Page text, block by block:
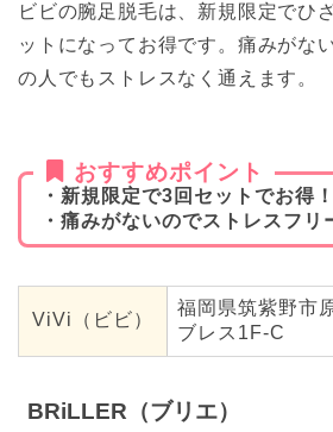
ビビの腕足脱毛は、新規限定でひ
ットになってお得です。痛みがな
の人でもストレスなく通えます。
おすすめポイント
・新規限定で3回セットでお得！
・痛みがないのでストレスフリ
ViVi（ビビ）
福岡県筑紫野市
ブレス1F-C
BRiLLER（ブリエ）